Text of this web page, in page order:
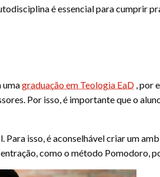
é essencial para cumprir
umagraduação em Teologia EaD , por
Por isso, é importante que o
isso, é aconselhável criar um
como o método Pomodoro,